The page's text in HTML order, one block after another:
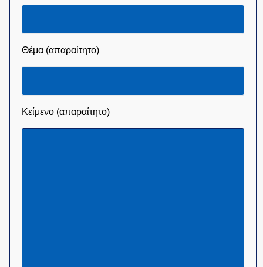
Θέμα (απαραίτητο)
Κείμενο (απαραίτητο)